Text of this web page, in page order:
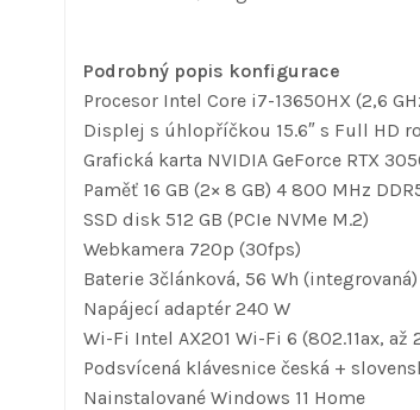
Podrobný popis konfigurace
Procesor Intel Core i7-13650HX (2,6
Displej s úhlopříčkou 15.6″ s Full HD
Grafická karta NVIDIA GeForce RTX
Paměť 16 GB (2× 8 GB) 4 800 MHz
SSD disk 512 GB (PCIe NVMe M.2)
Webkamera 720p (30fps)
Baterie 3článková, 56 Wh (integrovaná)
Napájecí adaptér 240 W
Wi-Fi Intel AX201 Wi-Fi 6 (802.11ax,
Podsvícená klávesnice česká +
Nainstalované Windows 11 Home